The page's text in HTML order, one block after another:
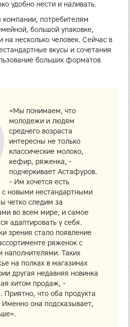
удобно нести и наливать.
компании, потребителям
большой упаковке,
на несколько человек. Сейчас в
вкусы и сочетания
больших форматов
«Мы понимаем, что
молодежи и людям
среднего возраста
интересны не только
классические молоко,
кефир, ряженка, -
подчеркивает Астафуров.
- Им хочется есть
с новыми нестандартными
четко следим за
во всем мире, и самое
адаптировать у себя.
зрения стало появление
ряженок с
Таких
на полках в магазинах
другая недавняя новинка
хитом продаж, -
Приятно, что оба продукта
она подсказывает,